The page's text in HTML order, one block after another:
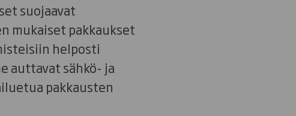
suojaavat
mukaiset pakkaukset
helposti
auttavat sähkö- ja
pakkausten